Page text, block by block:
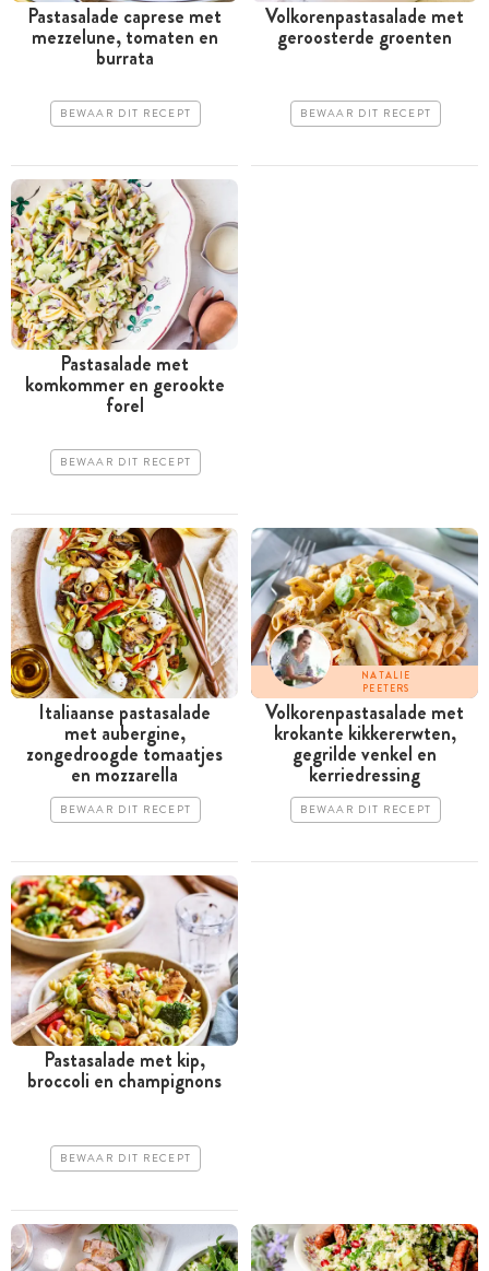
Pastasalade caprese met
­mezzelune, tomaten en
burrata
BEWAAR DIT RECEPT
Volkorenpastasalade met
geroosterde groenten
BEWAAR DIT RECEPT
Pastasalade met
komkommer en gerookte
forel
BEWAAR DIT RECEPT
Italiaanse pastasalade
met aubergine,
zongedroogde tomaatjes
en mozzarella
BEWAAR DIT RECEPT
NATALIE
PEETERS
Volkorenpastasalade met
krokante kikkererwten,
gegrilde venkel en
kerriedressing
BEWAAR DIT RECEPT
Pastasalade met kip,
broccoli en champignons
BEWAAR DIT RECEPT